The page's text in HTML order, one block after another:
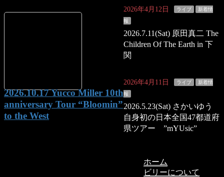
2026.10.17 Yucco Miller 10th
anniversary Tour “Bloomin”
to the West
2026年4月12日 ライブ 新着情
報
2026.7.11(Sat) 原田真二 The
Children Of The Earth in 下
関
2026年4月11日 ライブ 新着情
報
2026.5.23(Sat) さかいゆう
自身初の日本全国47都道府
県ツアー ”mYUsic”
ホーム
ビリーについて